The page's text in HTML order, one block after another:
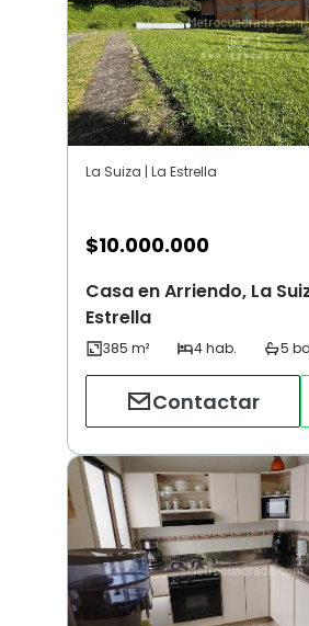
La Suiza | La Estrella
$10.000.000
Casa en Arriendo, La
Estrella
Contactar